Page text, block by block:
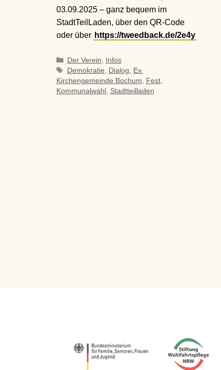
03.09.2025 – ganz bequem im
StadtTeilLaden, über den QR-Code
oder über https://tweedback.de/2e4y
Kategorien
Der Verein,
Infos
Schlagwörter
Demokratie, Dialog, Ev.
Kirchengemeinde Bochum, Fest,
Kommunalwahl , Stadtteilladen